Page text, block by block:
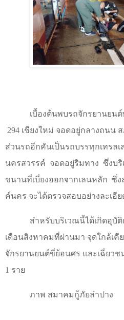
เบื้องต้นพบรถจักรยานยน
294 เชียงใหม่ จอดอยู่กลางถนน
ส่วนรถอีกคันเป็นรถบรรทุกเทรลเ
นครสวรรค์ จอดอยู่ริมทาง ซึ่งบริ
ขนานที่เบี่ยงออกจากเลนหลัก ซึ่ง
ค์นคร จะได้ตรวจสอบอย่างละเอีย
สำหรับบริเวณนี้ได้เกิดอุบั
เดือนสิงหาคมที่ผ่านมา จุดใกล้เคี
จักรยานยนต์ขี่ย้อนศร และเฉี่ยวช
1 ราย
ภาพ สมาคมกู้ภัยลำปาง